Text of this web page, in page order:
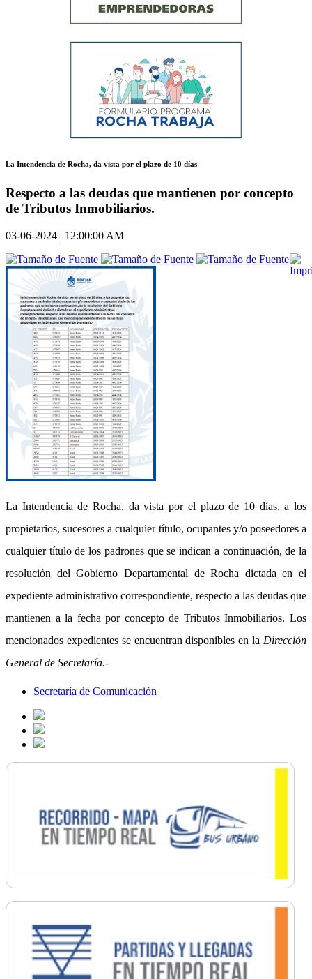
La Intendencia de Rocha, da vista por el plazo de 10 días
Respecto a las deudas que mantienen por concepto
de Tributos Inmobiliarios.
03-06-2024 | 12:00:00 AM
La Intendencia de Rocha, da vista por el plazo de 10 días, a los
propietarios, sucesores a cualquier título, ocupantes y/o poseedores a
cualquier título de los padrones que se indican a continuación, de la
resolución del Gobierno Departamental de Rocha dictada en el
expediente administrativo correspondiente, respecto a las deudas que
mantienen a la fecha por concepto de Tributos Inmobiliarios. Los
mencionados expedientes se encuentran disponibles en la Dirección
General de Secretaría.-
Secretaría de Comunicación